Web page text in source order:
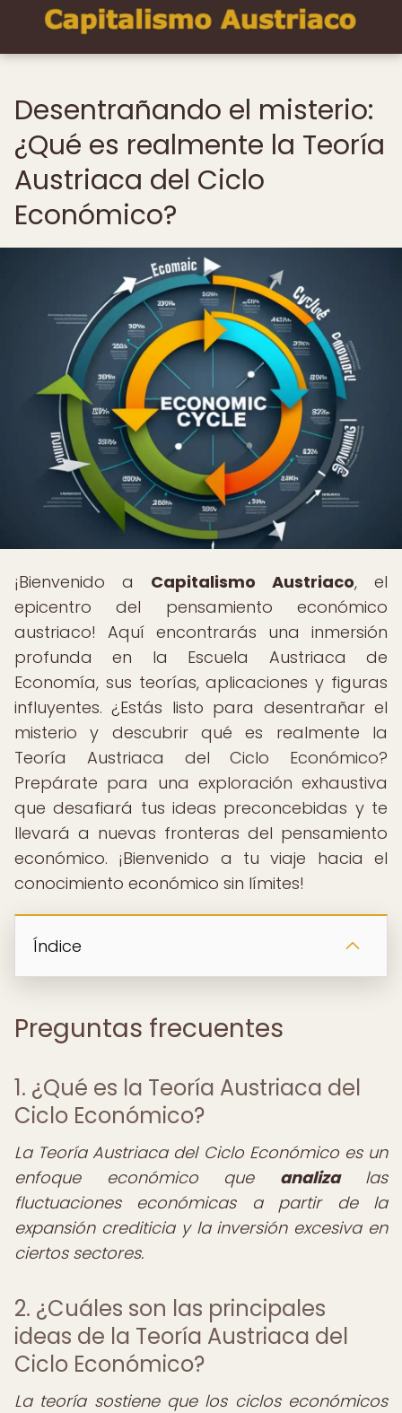
Desentrañando el misterio:
¿Qué es realmente la Teoría
Austriaca del Ciclo
Económico?
¡Bienvenido a Capitalismo Austriaco, el
epicentro del pensamiento económico
austriaco! Aquí encontrarás una inmersión
profunda en la Escuela Austriaca de
Economía, sus teorías, aplicaciones y figuras
influyentes. ¿Estás listo para desentrañar el
misterio y descubrir qué es realmente la
Teoría Austriaca del Ciclo Económico?
Prepárate para una exploración exhaustiva
que desafiará tus ideas preconcebidas y te
llevará a nuevas fronteras del pensamiento
económico. ¡Bienvenido a tu viaje hacia el
conocimiento económico sin límites!
Índice
Preguntas frecuentes
1. ¿Qué es la Teoría Austriaca del
Ciclo Económico?
La Teoría Austriaca del Ciclo Económico es un
enfoque económico que analizalas
fluctuaciones económicas a partir de la
expansión crediticia y la inversión excesiva en
ciertos sectores.
2. ¿Cuáles son las principales
ideas de la Teoría Austriaca del
Ciclo Económico?
La teoría sostiene que los ciclos económicos